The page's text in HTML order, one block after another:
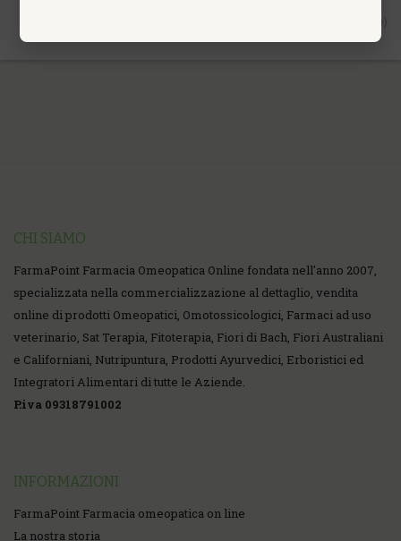
CHI SIAMO
FarmaPoint Farmacia Omeopatica Online fondata nell'anno 2007,
specializzata nella commercializzazione al dettaglio, vendita
online di prodotti Omeopatici, Omotossicologici, Farmaci ad uso
veterinario, Sat Terapia, Fitoterapia, Fiori di Bach, Fiori Australiani
e Californiani, Nutripuntura, Prodotti Ayurvedici, Erboristici ed
Integratori Alimentari di tutte le Aziende.
P.iva 09318791002
INFORMAZIONI
FarmaPoint Farmacia omeopatica on line
La nostra storia